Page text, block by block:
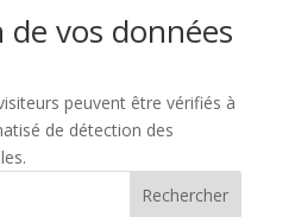
vos données
peuvent être vérifiés à
de détection des
Rechercher